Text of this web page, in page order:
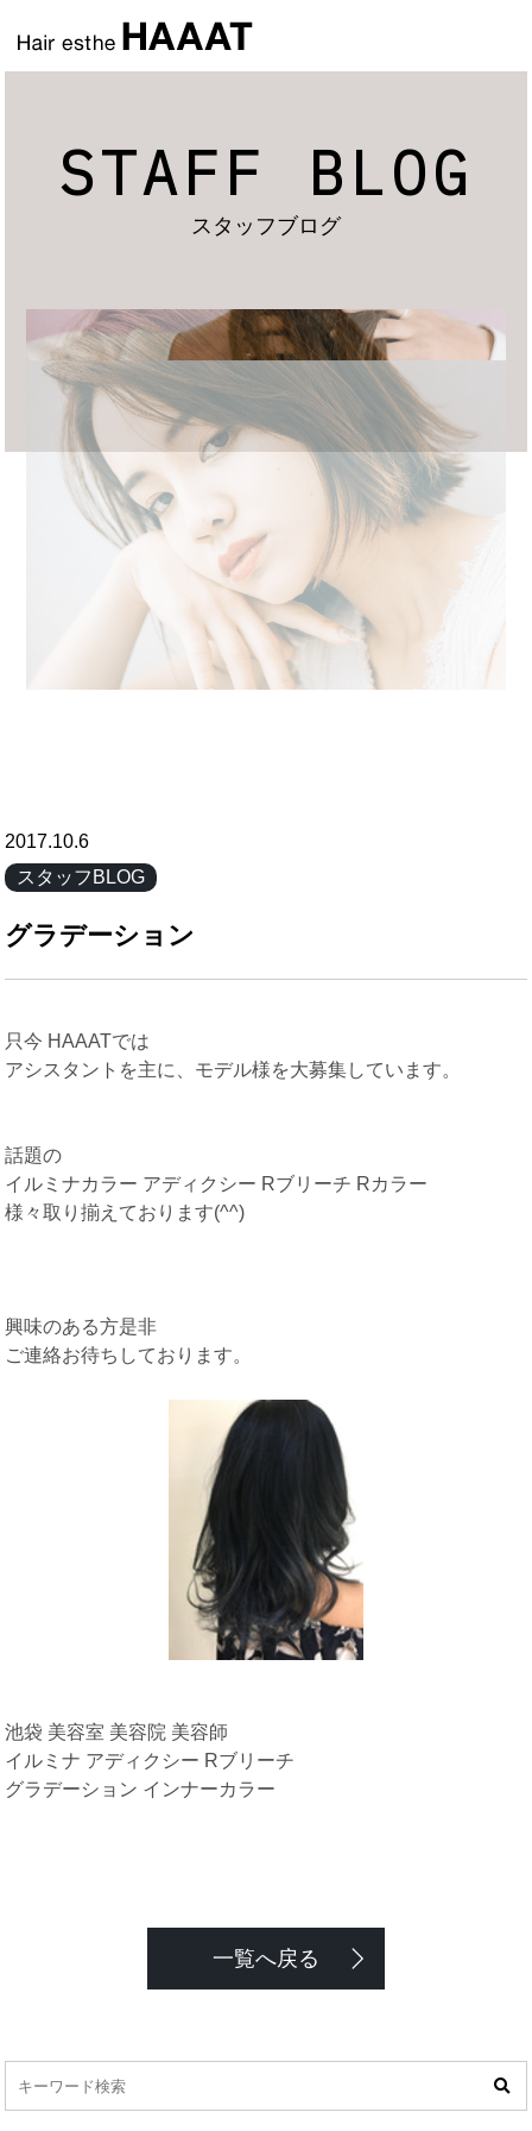
STAFF BLOG
スタッフブログ
2017.10.6
スタッフBLOG
グラデーション
只今 HAAATでは
アシスタントを主に、モデル様を大募集しています。
話題の
イルミナカラー アディクシー Rブリーチ Rカラー
様々取り揃えております(^^)
興味のある方是非
ご連絡お待ちしております。
池袋 美容室 美容院 美容師
イルミナ アディクシー Rブリーチ
グラデーション インナーカラー
一覧へ戻る